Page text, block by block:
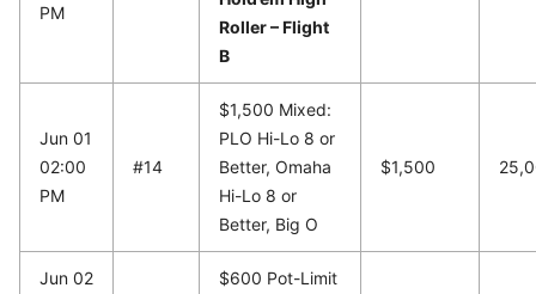
PM
Roller – Flight
B
Jun 01
02:00
PM
#14
$1,500 Mixed:
PLO Hi-Lo 8 or
Better, Omaha
Hi-Lo 8 or
Better, Big O
$1,500
Jun 02
$600 Pot-Limit